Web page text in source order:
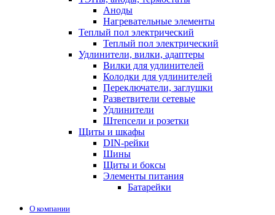
Аноды
Нагревательные элементы
Теплый пол электрический
Теплый пол электрический
Удлинители, вилки, адаптеры
Вилки для удлинителей
Колодки для удлинителей
Переключатели, заглушки
Разветвители сетевые
Удлинители
Штепсели и розетки
Щиты и шкафы
DIN-рейки
Шины
Щиты и боксы
Элементы питания
Батарейки
О компании